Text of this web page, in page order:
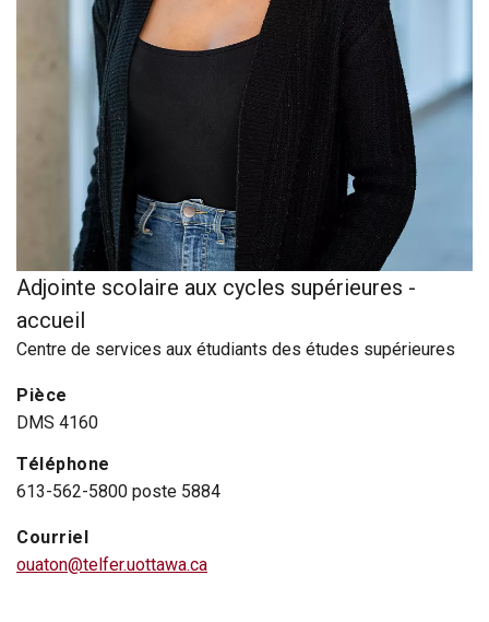
Adjointe scolaire aux cycles supérieures -
accueil
Centre de services aux étudiants des études supérieures
Pièce
DMS 4160
Téléphone
613-562-5800 poste 5884
Courriel
ouaton@telfer.uottawa.ca